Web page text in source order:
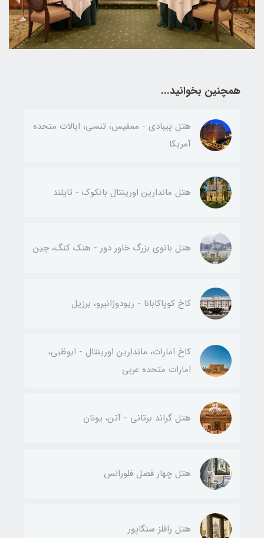
همچنین بخوانید...
هتل پیبادی - ممفیس، تنسی، ایالات متحده
آمریکا
هتل ماندارین اورینتال بانکوک - تایلند
هتل بانوی بزرگ خاور دور - هنک کنگ، چین
کاخ کوپاکابانا - ریودوژانیرو، برزیل
کاخ امارات، ماندارین اورینتال - ابوظبی،
امارات متحده عربی
هتل گراند برتانی - آتن، یونان
هتل چهار فصل فلورانس
هتل رافلز سنگاپور